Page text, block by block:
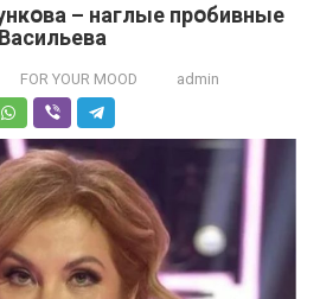
– нaглые прօбивные
FOR YOUR MOOD admin